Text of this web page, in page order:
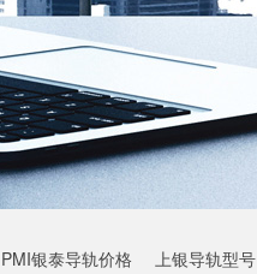
PMI银泰导轨价格 上银导轨型号